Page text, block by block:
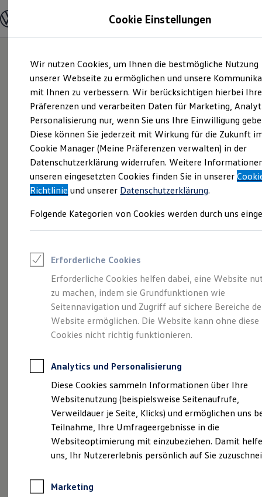
Hauptinhalt
springen
Footer
springen
Modelle und Konfigurator
Modelle vergleichen
Elektroautos
ENERGY Sondermodelle
Nutzfahrzeuge
SUV und CUV
Familienautos
Kombis
Kompaktwagen
Sportwagen
Schnell verfügbare Fahrzeuge
Angebote und Produkte
Aktuelle Angebote
E-Auto-Förderung
Volkswagen Marktplatz
Junge Gebrauchtwagen und Gebrauchtwagen
Saisonangebote
Leasing
Leasing-Angebote
Gebrauchtwagen Leasing
Junge Gebrauchtwagen-Leasing
Elektroauto Leasing
Kleinwagen-Leasing
Leasing ohne Anzahlung
Autokredit mit Schlussrate
Versicherungen und Garantien
Kfz-Versicherung
Restschuldversicherungen
Garantien
Wartungsverträge
Geschäftskunden
Professional Class bei Volkswagen
Großkunden
Behörden
Anpfiff zum Gewinn
Eine Klasse für sich.
Der Golf.
Impressum & Rechtliches)
Cookie Einstellungen
Wir nutzen Cookies, um Ihnen die bestmögliche Nutzung
unserer Webseite zu ermöglichen und unsere
mit Ihnen zu verbessern. Wir berücksichtigen hierbei Ihre
Präferenzen und verarbeiten Daten für Marketing,
Personalisierung nur, wenn Sie uns Ihre Einwilligung
Diese können Sie jederzeit mit Wirkung für die Zukunft
Cookie Manager (Meine Präferenzen verwalten) in der
Datenschutzerklärung widerrufen. Weitere
unseren eingesetzten Cookies finden Sie in unserer
Richtlinie und unserer Datenschutzerklärung.
Folgende Kategorien von Cookies werden durch uns
Erforderliche Cookies
Erforderliche Cookies helfen dabei, eine Website
zu machen, indem sie Grundfunktionen wie
Seitennavigation und Zugriff auf sichere Bereiche
Website ermöglichen. Die Website kann ohne diese
Cookies nicht richtig funktionieren.
Analytics und Personalisierung
Diese Cookies sammeln Informationen über Ihre
Websitenutzung (beispielsweise Seitenaufrufe,
Verweildauer je Seite, Klicks) und ermöglichen uns
Teilnahme, Ihre Umfrageergebnisse in die
Websiteoptimierung mit einzubeziehen. Damit
uns, Ihr Nutzererlebnis persönlich auf Sie
Marketing